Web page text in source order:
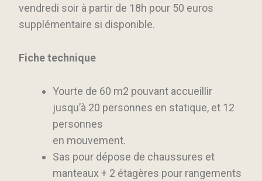
vendredi soir à partir de 18h pour 50 euros
supplémentaire si disponible.
Fiche technique
Yourte de 60 m2 pouvant accueillir
jusqu’à 20 personnes en statique, et 12
personnes
en mouvement.
Sas pour dépose de chaussures et
manteaux + 2 étagères pour rangements